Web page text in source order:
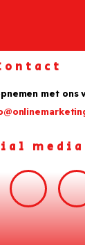
met ons
media